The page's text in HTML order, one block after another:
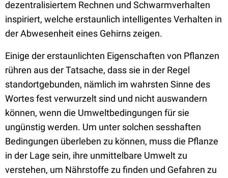
dezentralisiertem Rechnen und Schwarmverhalten
inspiriert, welche erstaunlich intelligentes Verhalten in
der Abwesenheit eines Gehirns zeigen.
Einige der erstaunlichten Eigenschaften von Pflanzen
rühren aus der Tatsache, dass sie in der Regel
standortgebunden, nämlich im wahrsten Sinne des
Wortes fest verwurzelt sind und nicht auswandern
können, wenn die Umweltbedingungen für sie
ungünstig werden. Um unter solchen sesshaften
Bedingungen überleben zu können, muss die Pflanze
in der Lage sein, ihre unmittelbare Umwelt zu
verstehen, um Nährstoffe zu finden und Gefahren zu